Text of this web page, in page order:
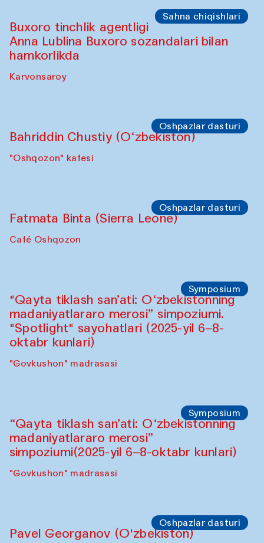
Sahna chiqishlari
Buxoro tinchlik agentligi
Anna Lublina Buxoro sozandalari bilan
hamkorlikda
Karvonsaroy
Oshpazlar dasturi
Bahriddin Chustiy (O‘zbekiston)
"Oshqozon" kafesi
Oshpazlar dasturi
Fatmata Binta (Sierra Leone)
Café Oshqozon
Symposium
"Qayta tiklash san’ati: O‘zbekistonning
madaniyatlararo merosi” simpoziumi.
"Spotlight" sayohatlari (2025-yil 6–8-
oktabr kunlari)
"Govkushon" madrasasi
Symposium
“Qayta tiklash san’ati: O‘zbekistonning
madaniyatlararo merosi”
simpoziumi(2025-yil 6–8-oktabr kunlari)
"Govkushon" madrasasi
Oshpazlar dasturi
Pavel Georganov (O'zbekiston)